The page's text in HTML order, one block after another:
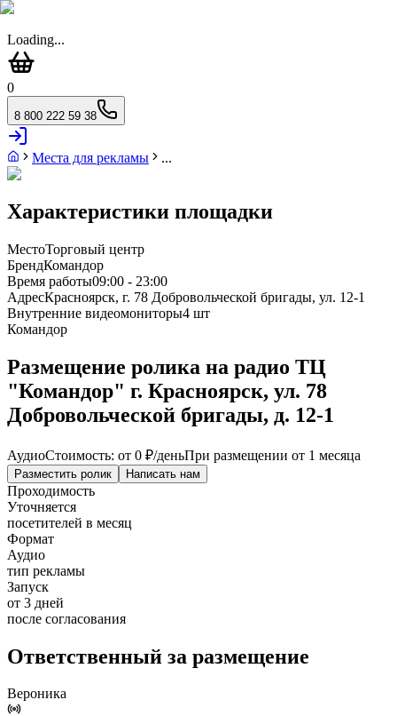
Loading...
0
8 800 222 59 38
Места для рекламы ...
Характеристики площадки
МестоТорговый центр
БрендКомандор
Время работы09:00 - 23:00
АдресКрасноярск, г. 78 Добровольческой бригады, ул. 12-1
Внутренние видеомониторы4 шт
Командор
Размещение ролика на радио ТЦ
"Командор" г. Красноярск, ул. 78
Добровольческой бригады, д. 12-1
АудиоСтоимость: от 0 ₽/деньПри размещении от 1 месяца
Разместить ролик Написать нам
Проходимость
Уточняется
посетителей в месяц
Формат
Аудио
тип рекламы
Запуск
от 3 дней
после согласования
Ответственный за размещение
Вероника